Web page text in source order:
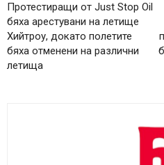
Протестиращи от Just Stop Oil
бяха арестувани на летище
Хийтроу, докато полетите
бяха отменени на различни
летища